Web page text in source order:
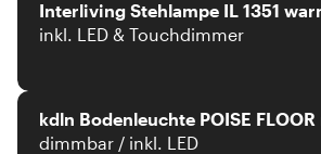
Interliving Stehlampe IL 1351
inkl. LED & Touchdimmer
kdln Bodenleuchte POISE
dimmbar / inkl. LED